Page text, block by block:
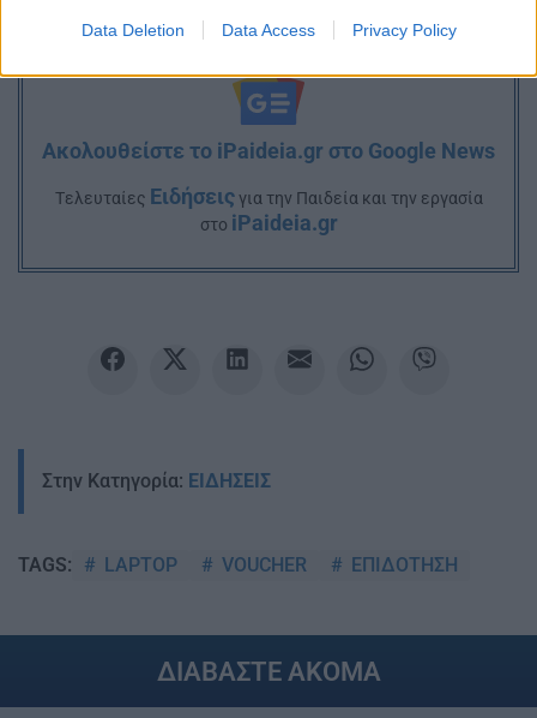
Data Deletion Data Access Privacy Policy
Ακολουθείστε το iPaideia.gr στο Google News
Tελευταίες Ειδήσειςγια την Παιδεία και την εργασία
στο iPaideia.gr
Στην Κατηγορία: ΕΙΔΗΣΕΙΣ
TAGS: LAPTOP VOUCHER ΕΠΙΔΟΤΗΣΗ
ΔΙΑΒΑΣΤΕ ΑΚΟΜΑ